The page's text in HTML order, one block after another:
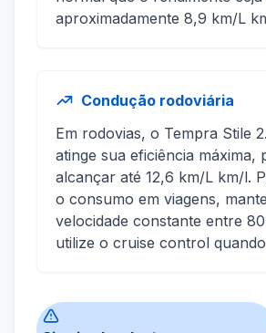
aproximadamente 8,9 km/L
Condução rodoviária
Em rodovias, o Tempra Stile
atinge sua eficiência máxima,
alcançar até 12,6 km/L km/l.
o consumo em viagens,
velocidade constante entre
utilize o cruise control